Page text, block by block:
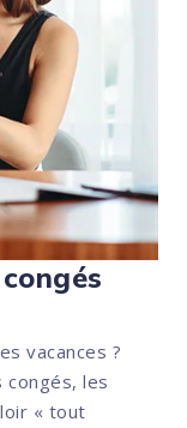
vacances ?
congés, les
« tout